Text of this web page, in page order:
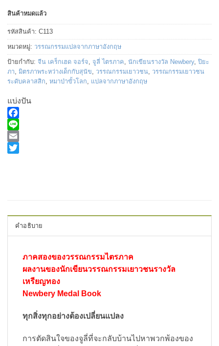
สินค้าหมดแล้ว
รหัสสินค้า: C113
หมวดหมู่: วรรณกรรมแปลจากภาษาอังกฤษ
ป้ายกำกับ: จีน เคร็กเฮด จอร์จ จูลี่ ไตรภาค นักเขียนรางวัล Newbery, ปิยะ
ภา มิตรภาพระหว่างเด็กกับสุนัข วรรณกรรมเยาวชน วรรณกรรมเยาวชน
ระดับคลาสสิก หมาป่าขั้วโลก แปลจากภาษาอังกฤษ
แบ่งปัน
Facebook
Line
Email
คำอธิบาย
ภาคสองของวรรณกรรมไตรภาค
ผลงานของนักเขียนวรรณกรรมเยาวชนรางวัล
เหรียญทอง
Newbery Medal Book
ทุกสิ่งทุกอย่างต้องเปลี่ยนแปลง
การตัดสินใจของจูลี่ที่จะกลับบ้านไปหาพวกพ้องของ